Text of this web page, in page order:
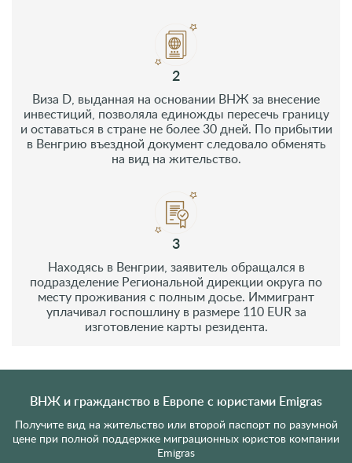
данными, предварительно записавшись на прием к
должностному лицу.
2
Виза D, выданная на основании ВНЖ за внесение
инвестиций, позволяла единожды пересечь границу
в Венгрию въездной документ следовало обменять
на вид на жительство.
3
Находясь в Венгрии, заявитель обращался в
подразделение Региональной дирекции округа по
изготовление карты резидента.
ВНЖ и гражданство в Европе с юристами Emigras